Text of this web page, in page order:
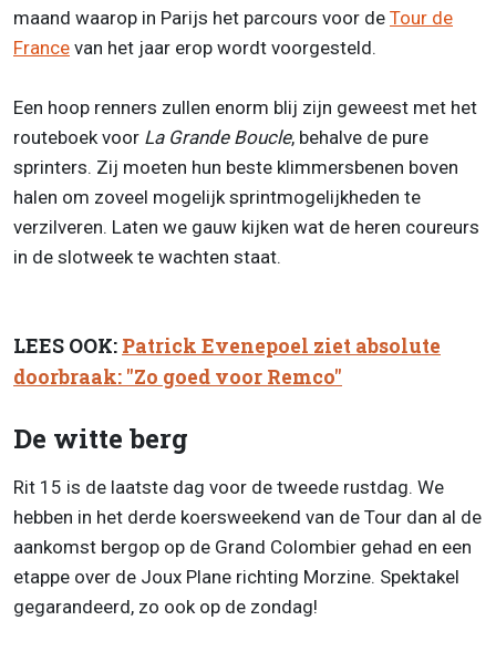
maand waarop in Parijs het parcours voor de Tour de
France van het jaar erop wordt voorgesteld.
Een hoop renners zullen enorm blij zijn geweest met het
routeboek voor La Grande Boucle, behalve de pure
sprinters. Zij moeten hun beste klimmersbenen boven
halen om zoveel mogelijk sprintmogelijkheden te
verzilveren. Laten we gauw kijken wat de heren coureurs
in de slotweek te wachten staat.
LEES OOK: Patrick Evenepoel ziet absolute
doorbraak: "Zo goed voor Remco"
De witte berg
Rit 15 is de laatste dag voor de tweede rustdag. We
hebben in het derde koersweekend van de Tour dan al de
aankomst bergop op de Grand Colombier gehad en een
etappe over de Joux Plane richting Morzine. Spektakel
gegarandeerd, zo ook op de zondag!